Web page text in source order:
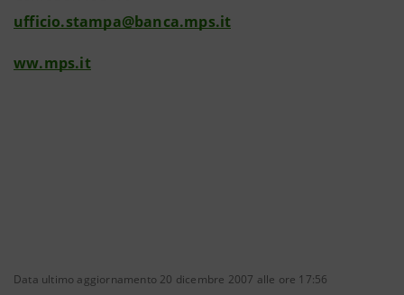
ufficio.stampa@banca.mps.it
ww.mps.it
Data ultimo aggiornamento 20 dicembre 2007 alle ore 17:56